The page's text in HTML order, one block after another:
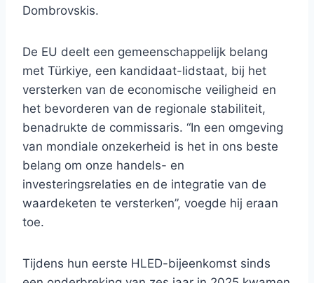
Dombrovskis.
De EU deelt een gemeenschappelijk belang
met Türkiye, een kandidaat-lidstaat, bij het
versterken van de economische veiligheid en
het bevorderen van de regionale stabiliteit,
benadrukte de commissaris. “In een omgeving
van mondiale onzekerheid is het in ons beste
belang om onze handels- en
investeringsrelaties en de integratie van de
waardeketen te versterken”, voegde hij eraan
toe.
Tijdens hun eerste HLED-bijeenkomst sinds